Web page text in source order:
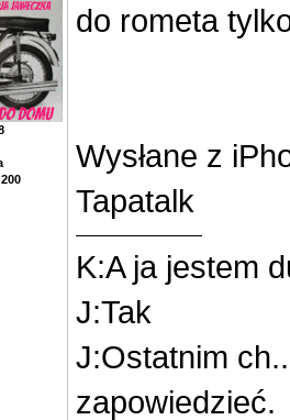
do rometa
Wysłane z
Tapatalk
K:A ja jestem
J:Tak
J:Ostatnim
zapowiedzieć.